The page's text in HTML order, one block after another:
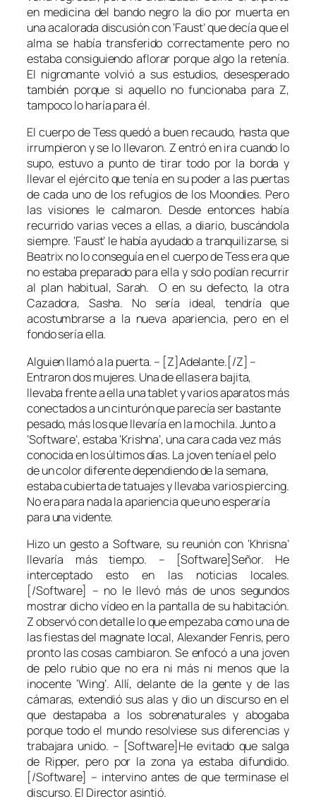
en medicina del bando negro la dio por muerta en
una acalorada discusión con ‘Faust’ que decía que el
alma se había transferido correctamente pero no
estaba consiguiendo aflorar porque algo la retenía.
El nigromante volvió a sus estudios, desesperado
también porque si aquello no funcionaba para Z,
tampoco lo haría para él.
El cuerpo de Tess quedó a buen recaudo, hasta que
irrumpieron y se lo llevaron. Z entró en ira cuando lo
supo, estuvo a punto de tirar todo por la borda y
llevar el ejército que tenía en su poder a las puertas
de cada uno de los refugios de los Moondies. Pero
las visiones le calmaron. Desde entonces había
recurrido varias veces a ellas, a diario, buscándola
siempre. ‘Faust’ le había ayudado a tranquilizarse, si
Beatrix no lo conseguía en el cuerpo de Tess era que
no estaba preparado para ella y solo podían recurrir
al plan habitual, Sarah. O en su defecto, la otra
Cazadora, Sasha. No sería ideal, tendría que
acostumbrarse a la nueva apariencia, pero en el
fondo sería ella.
Alguien llamó a la puerta. – [Z]Adelante.[/Z] –
Entraron dos mujeres. Una de ellas era bajita,
llevaba frente a ella una tablet y varios aparatos más
conectados a un cinturón que parecía ser bastante
pesado, más los que llevaría en la mochila. Junto a
‘Software’, estaba ‘Krishna’, una cara cada vez más
conocida en los últimos días. La joven tenía el pelo
de un color diferente dependiendo de la semana,
estaba cubierta de tatuajes y llevaba varios piercing.
No era para nada la apariencia que uno esperaría
para una vidente.
Hizo un gesto a Software, su reunión con ‘Khrisna’
llevaría más tiempo. – [Software]Señor. He
interceptado esto en las noticias locales.
[/Software] – no le llevó más de unos segundos
mostrar dicho vídeo en la pantalla de su habitación.
Z observó con detalle lo que empezaba como una de
las fiestas del magnate local, Alexander Fenris, pero
pronto las cosas cambiaron. Se enfocó a una joven
de pelo rubio que no era ni más ni menos que la
inocente ‘Wing’. Allí, delante de la gente y de las
cámaras, extendió sus alas y dio un discurso en el
que destapaba a los sobrenaturales y abogaba
porque todo el mundo resolviese sus diferencias y
trabajara unido. – [Software]He evitado que salga
de Ripper, pero por la zona ya estaba difundido.
[/Software] – intervino antes de que terminase el
discurso. El Director asintió.